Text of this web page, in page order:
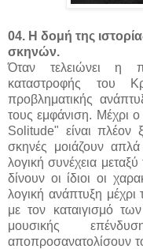
04. Η δομή της
σκηνών.
Όταν τελειώνει η
καταστροφής του
προβληματικής
τους εμφάνιση. Μέχρι
Solitude" είναι πλέον
σκηνές μοιάζουν
λογική συνέχεια
δίνουν οι ίδιοι οι
λογική ανάπτυξη μέχρι
με τον καταιγισμό
μουσικής
αποπροσανατολίσουν